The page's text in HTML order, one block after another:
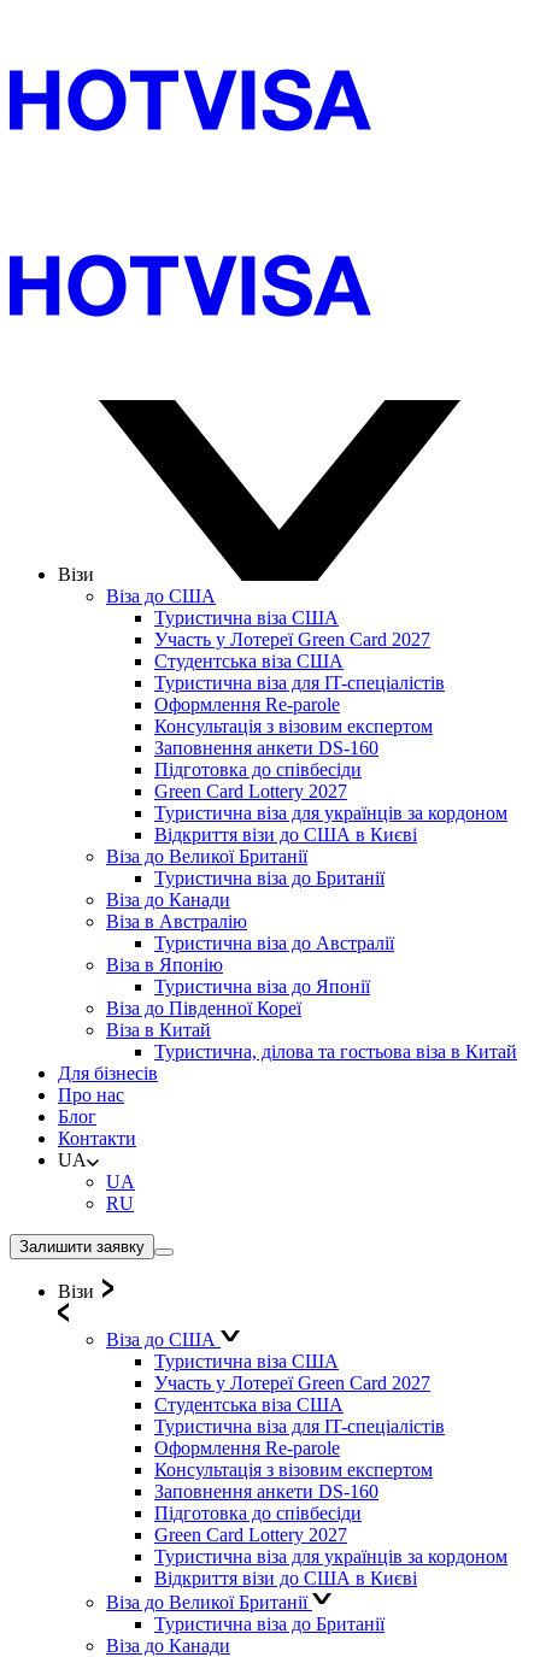
Візи
Віза до США
Туристична віза США
Участь у Лотереї Green Card 2027
Студентська віза США
Туристична віза для IT-спеціалістів
Оформлення Re-parole
Консультація з візовим експертом
Заповнення анкети DS-160
Підготовка до співбесіди
Green Card Lottery 2027
Туристична віза для українців за кордоном
Відкриття візи до США в Києві
Віза до Великої Британії
Туристична віза до Британії
Віза до Канади
Віза в Австралію
Туристична віза до Австралії
Віза в Японію
Туристична віза до Японії
Віза до Південної Кореї
Віза в Китай
Туристична, ділова та гостьова віза в Китай
Для бізнесів
Про нас
Блог
Контакти
UA
UA
RU
Залишити заявку
Візи
Віза до США
Туристична віза США
Участь у Лотереї Green Card 2027
Студентська віза США
Туристична віза для IT-спеціалістів
Оформлення Re-parole
Консультація з візовим експертом
Заповнення анкети DS-160
Підготовка до співбесіди
Green Card Lottery 2027
Туристична віза для українців за кордоном
Відкриття візи до США в Києві
Віза до Великої Британії
Туристична віза до Британії
Віза до Канади